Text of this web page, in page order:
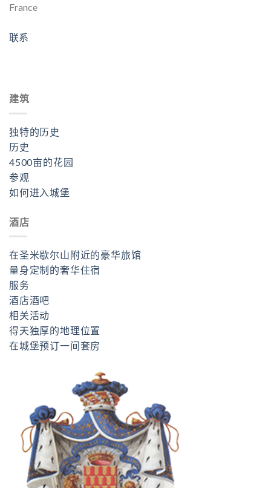
France
联系
建筑
独特的历史
历史
4500亩的花园
参观
如何进入城堡
酒店
在圣米歇尔山附近的豪华旅馆
量身定制的奢华住宿
服务
酒店酒吧
相关活动
得天独厚的地理位置
在城堡预订一间套房